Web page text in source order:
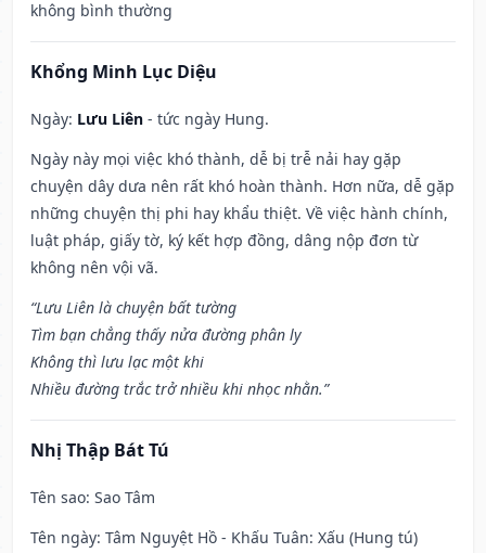
không bình thường
Khổng Minh Lục Diệu
Ngày: Lưu Liên - tức ngày Hung.
Ngày này mọi việc khó thành, dễ bị trễ nải hay gặp
chuyện dây dưa nên rất khó hoàn thành. Hơn nữa, dễ gặp
những chuyện thị phi hay khẩu thiệt. Về việc hành chính,
luật pháp, giấy tờ, ký kết hợp đồng, dâng nộp đơn từ
không nên vội vã.
“Lưu Liên là chuyện bất tường
Tìm bạn chẳng thấy nửa đường phân ly
Không thì lưu lạc một khi
Nhiều đường trắc trở nhiều khi nhọc nhằn.”
Nhị Thập Bát Tú
Tên sao: Sao Tâm
Tên ngày: Tâm Nguyệt Hồ - Khấu Tuân: Xấu (Hung tú)